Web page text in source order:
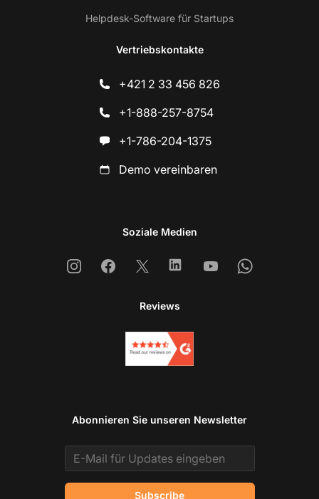
Helpdesk-Software für Startups
Vertriebskontakte
+421 2 33 456 826
+1-888-257-8754
+1-786-204-1375
Demo vereinbaren
Soziale Medien
InstagramFacebook
X LinkedinYoutubeWhatsapp
Reviews
Abonnieren Sie unseren Newsletter
Email address
Subscribe